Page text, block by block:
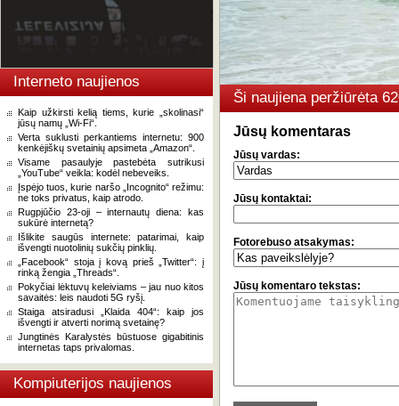
Interneto naujienos
Kaip užkirsti kelią tiems, kurie „skolinasi“
jūsų namų „Wi-Fi“.
Verta suklusti perkantiems internetu: 900
kenkėjiškų svetainių apsimeta „Amazon“.
Visame pasaulyje pastebėta sutrikusi
„YouTube“ veikla: kodėl nebeveiks.
Įspėjo tuos, kurie naršo „Incognito“ režimu:
ne toks privatus, kaip atrodo.
Rugpjūčio 23-oji – internautų diena: kas
sukūrė internetą?
Išlikite saugūs internete: patarimai, kaip
išvengti nuotolinių sukčių pinklių.
„Facebook“ stoja į kovą prieš „Twitter“: į
rinką žengia „Threads“.
Pokyčiai lėktuvų keleiviams – jau nuo kitos
savaitės: leis naudoti 5G ryšį.
Staiga atsiradusi „Klaida 404“: kaip jos
išvengti ir atverti norimą svetainę?
Jungtinės Karalystės būstuose gigabitinis
internetas taps privalomas.
Kompiuterijos naujienos
Ši naujiena peržiūrėta
Jūsų komentaras
Jūsų vardas:
Jūsų kontaktai:
Fotorebuso atsakymas:
Jūsų komentaro tekstas: